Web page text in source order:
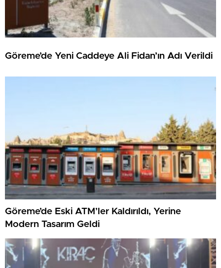
Göreme’de Yeni Caddeye Ali Fidan’ın Adı Verildi
Göreme’de Eski ATM’ler Kaldırıldı, Yerine
Modern Tasarım Geldi